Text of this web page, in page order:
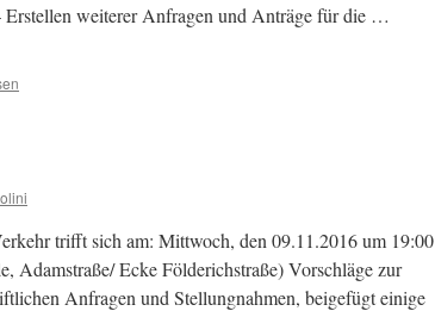
Erstellen weiterer Anfragen und Anträge für die …
trifft sich am: Mittwoch, den 09.11.2016 um 19:00
Adamstraße/ Ecke Földerichstraße) Vorschläge zur
Anfragen und Stellungnahmen, beigefügt einige